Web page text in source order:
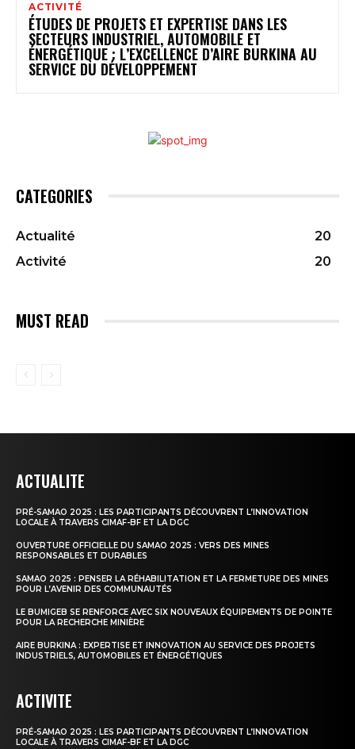
ACTIVITÉ
ÉTUDES DE PROJETS ET EXPERTISE DANS LES
SECTEURS INDUSTRIEL, AUTOMOBILE ET
ÉNERGÉTIQUE : L’EXCELLENCE D’AIRE BURKINA AU
SERVICE DU DÉVELOPPEMENT
CATEGORIES
Actualité
20
Activité
20
MUST READ
ACTUALITE
PRÉ-SAMAO 2025 : LES PARTICIPANTS DÉCOUVRENT L’INNOVATION
LOCALE À TRAVERS CIMAF-BF ET LA DGC
OUVERTURE OFFICIELLE DU SAMAO 2025 : VERS DES MINES
RESPONSABLES ET DURABLES
SAMAO 2025 : PENSER LA RÉHABILITATION ET LA FERMETURE DES MINES
POUR L’AVENIR DES COMMUNAUTÉS
LE BUMIGEB SE RENFORCE AVEC SIX NOUVEAUX ÉQUIPEMENTS DE POINTE
POUR LA RECHERCHE MINIÈRE
AIRE BURKINA : EXPERTISE ET INNOVATION AU SERVICE DES PROJETS
INDUSTRIELS, AUTOMOBILES ET ÉNERGÉTIQUES
ACTIVITE
PRÉ-SAMAO 2025 : LES PARTICIPANTS DÉCOUVRENT L’INNOVATION
LOCALE À TRAVERS CIMAF-BF ET LA DGC